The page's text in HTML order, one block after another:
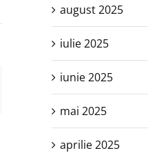
august 2025
iulie 2025
iunie 2025
mai 2025
aprilie 2025